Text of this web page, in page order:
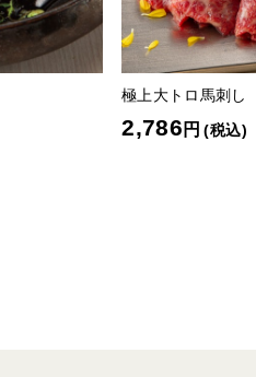
極上大トロ馬刺し
2,786 円 (税込)